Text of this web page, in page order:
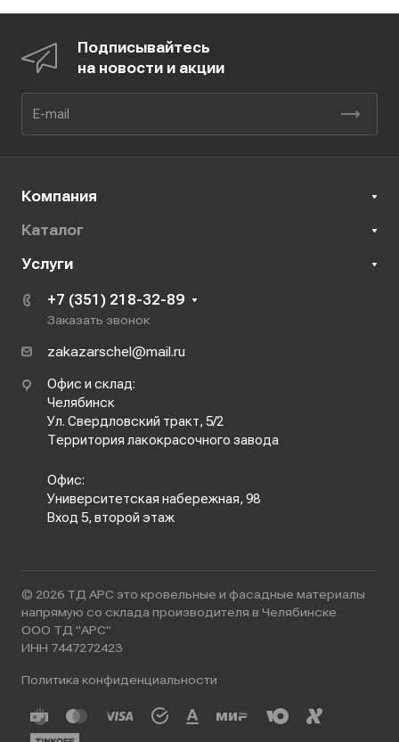
Подписывайтесь
на новости и акции
Компания
Каталог
Услуги
+7 (351) 218-32-89
Заказать звонок
zakazarschel@mail.ru
Офис и склад:
Челябинск
Ул. Свердловский тракт, 5/2
Территория лакокрасочного завода
Офис:
Университетская набережная, 98
Вход 5, второй этаж
© 2026 ТД АРС это кровельные и фасадные материалы
напрямую со склада производителя в Челябинске
ООО ТД "АРС"
ИНН 7447272423
Политика конфиденциальности